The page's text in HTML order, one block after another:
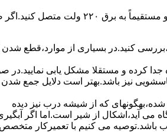
۲٫ ﻣﻮﺗﻮر ﺗﺎﯾﻤﺮ لباسشویی ﺳﻮﺧﺘﻪ اﺳﺖ.نحوه رﻓﻊ:سیمهای ﺑﻮﺑﯿﻦ ﻣﻮﺗﻮر ﺗﺎﯾﻤﺮ ماشین لباسشویی را از ﺳﺎﯾﺮ قسمتهای ﻣﺪار ﺟﺪا کرده و
ﮐﻨﯿﺪ.در ﺑﺴﯿﺎری از موارد،ﻗﻄﻊ
جدا کرده و مستقلا مشکل یابی نمایید.در
نیز باشد.بهتر است دلایل جمع شدن
ﺷﺪه،بهگونهای ﮐﻪ از ﺷﯿﺸﻪ درب ﻧﯿﺰ دﯾﺪه
آید،اشکال از شیر است.اما اگر
باشد.توصیه می کنیم با تعمیرکار